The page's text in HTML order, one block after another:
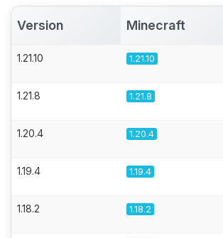
Version Minecraft
1.21.10 1.21.10
1.21.8 1.21.8
1.20.4 1.20.4
1.19.4 1.19.4
1.18.2 1.18.2